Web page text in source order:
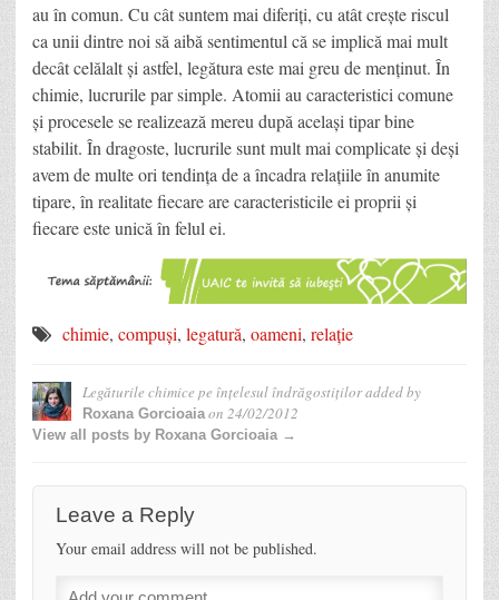
au în comun. Cu cât suntem mai diferiți, cu atât crește riscul
ca unii dintre noi să aibă sentimentul că se implică mai mult
decât celălalt și astfel, legătura este mai greu de menținut. În
chimie, lucrurile par simple. Atomii au caracteristici comune
și procesele se realizează mereu după același tipar bine
stabilit. În dragoste, lucrurile sunt mult mai complicate și deși
avem de multe ori tendința de a încadra relațiile în anumite
tipare, în realitate fiecare are caracteristicile ei proprii și
fiecare este unică în felul ei.
chimie, compuși, legatură, oameni, relație
Legăturile chimice pe înțelesul îndrăgostițiloradded by
Roxana Gorcioaiaon 24/02/2012
View all posts by Roxana Gorcioaia →
Leave a Reply
Your email address will not be published.